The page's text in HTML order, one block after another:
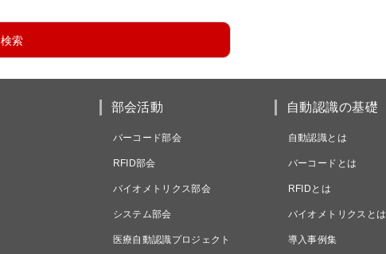
部会活動
バーコード部会
RFID部会
バイオメトリクス部会
システム部会
医療自動認識プロジェクト
自動認識の基礎
自動認識とは
バーコードとは
RFIDとは
バイオメトリクスとは
導入事例集